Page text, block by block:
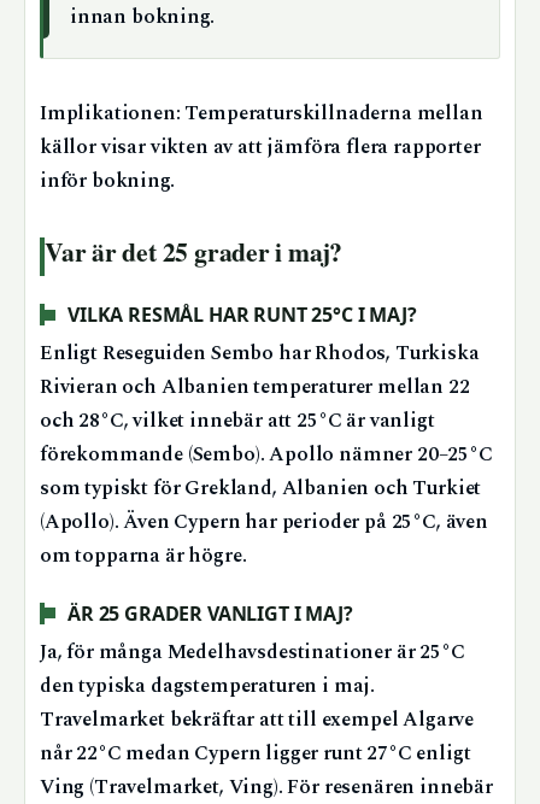
innan bokning.
Implikationen: Temperaturskillnaderna mellan
källor visar vikten av att jämföra flera rapporter
inför bokning.
Var är det 25 grader i maj?
VILKA RESMÅL HAR RUNT 25°C I MAJ?
Enligt Reseguiden Sembo har Rhodos, Turkiska
Rivieran och Albanien temperaturer mellan 22
och 28°C, vilket innebär att 25°C är vanligt
förekommande (Sembo). Apollo nämner 20–25°C
som typiskt för Grekland, Albanien och Turkiet
(Apollo). Även Cypern har perioder på 25°C, även
om topparna är högre.
ÄR 25 GRADER VANLIGT I MAJ?
Ja, för många Medelhavsdestinationer är 25°C
den typiska dagstemperaturen i maj.
Travelmarket bekräftar att till exempel Algarve
når 22°C medan Cypern ligger runt 27°C enligt
Ving (Travelmarket, Ving). För resenären innebär